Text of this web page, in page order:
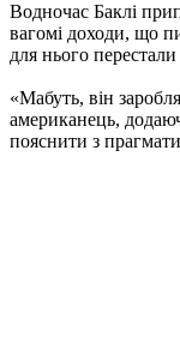
Водночас Баклі
вагомі доходи, що
для нього
«Мабуть, він
американець,
пояснити з